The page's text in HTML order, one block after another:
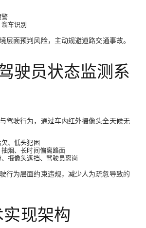
车识别
层面预判风险，主动规避道路交通事故。
驶员状态监测系
驾驶行为，通过车内红外摄像头全天候无
、低头犯困
烟、长时间偏离路面
摄像头遮挡、驾驶员离岗
行为层面约束违规，减少人为疏忽导致的
现架构